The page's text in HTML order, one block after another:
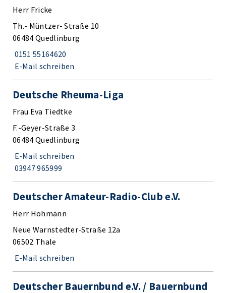
Herr Fricke
Th.- Müntzer- Straße 10
06484 Quedlinburg
0151 55164620
E-Mail schreiben
Deutsche Rheuma-Liga
Frau Eva Tiedtke
F.-Geyer-Straße 3
06484 Quedlinburg
E-Mail schreiben
03947 965999
Deutscher Amateur-Radio-Club e.V.
Herr Hohmann
Neue Warnstedter-Straße 12a
06502 Thale
E-Mail schreiben
Deutscher Bauernbund e.V. / Bauernbund